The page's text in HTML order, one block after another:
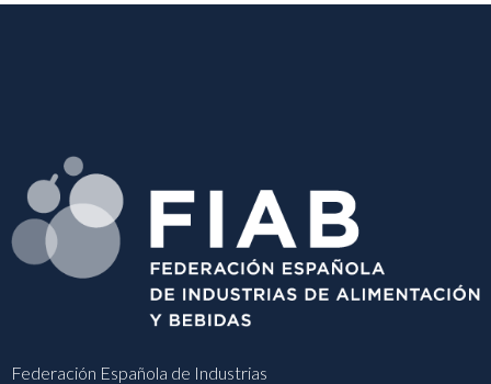
Federación Española de Industrias